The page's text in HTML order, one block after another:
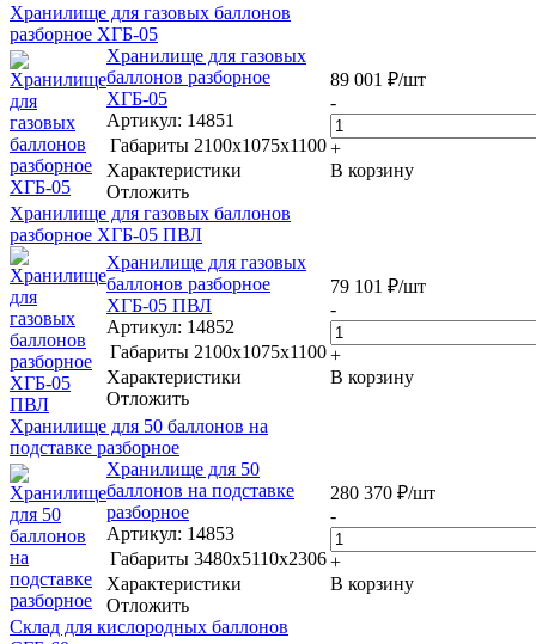
Хранилище для газовых баллонов
разборное ХГБ-05
Хранилище для газовых
баллонов разборное
ХГБ-05
Артикул: 14851
Габариты 2100х1075х1100
Характеристики
Отложить
89 001 ₽/шт
-
+
В корзину
Хранилище для газовых баллонов
разборное ХГБ-05 ПВЛ
Хранилище для газовых
баллонов разборное
ХГБ-05 ПВЛ
Артикул: 14852
Габариты 2100х1075х1100
Характеристики
Отложить
79 101 ₽/шт
-
+
В корзину
Хранилище для 50 баллонов на
подставке разборное
Хранилище для 50
баллонов на подставке
разборное
Артикул: 14853
Габариты 3480х5110х2306
Характеристики
Отложить
280 370 ₽/шт
-
+
В корзину
Склад для кислородных баллонов